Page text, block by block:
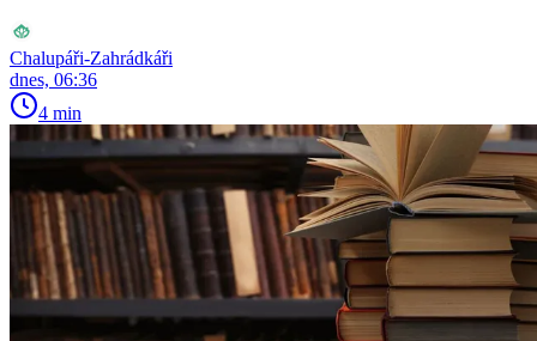
Chalupáři-Zahrádkáři
dnes, 06:36
4 min